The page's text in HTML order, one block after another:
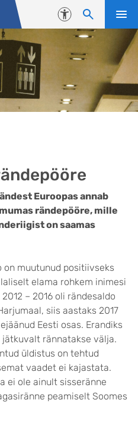
Juurdepääsetavus
Euroopas annab
rändepööre, mille
on saamas
on muutunud positiivseks
elama rohkem inimesi
– 2016 oli rändesaldo
siis aastaks 2017
Eesti osas. Erandiks
rännatakse välja.
üldistus on tehtud
vaadet ei kajastata.
ei ole ainult sisseränne
peamiselt Soomes